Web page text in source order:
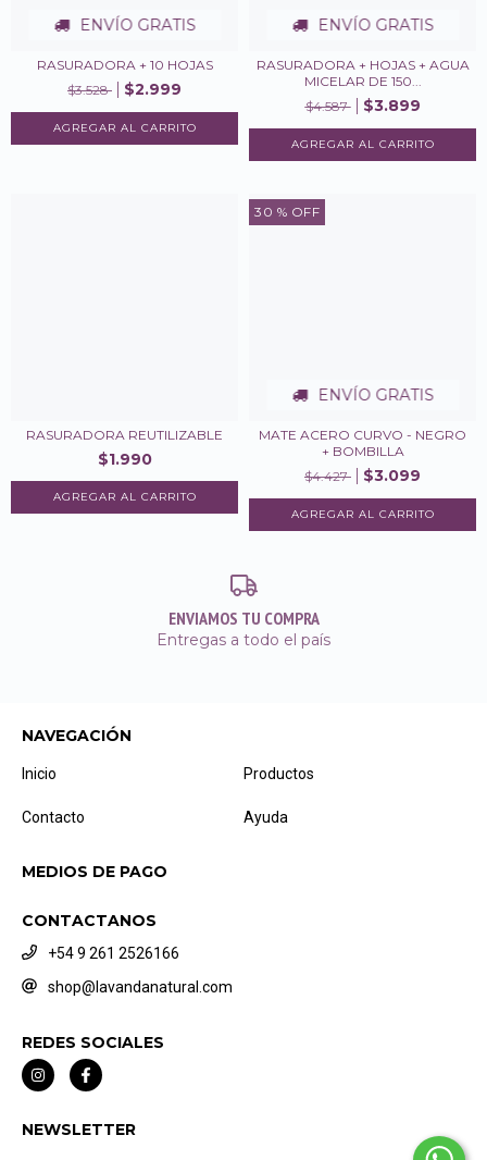
ENVÍO GRATIS
RASURADORA + 10 HOJAS
$3.528
$2.999
ENVÍO GRATIS
RASURADORA + HOJAS + AGUA
MICELAR DE 150...
$4.587
$3.899
RASURADORA REUTILIZABLE
$1.990
30 % OFF
ENVÍO GRATIS
MATE ACERO CURVO - NEGRO
+ BOMBILLA
$4.427
$3.099
ENVIAMOS TU COMPRA
Entregas a todo el país
NAVEGACIÓN
Inicio Productos
Contacto Ayuda
MEDIOS DE PAGO
CONTACTANOS
+54 9 261 2526166
shop@lavandanatural.com
REDES SOCIALES
NEWSLETTER